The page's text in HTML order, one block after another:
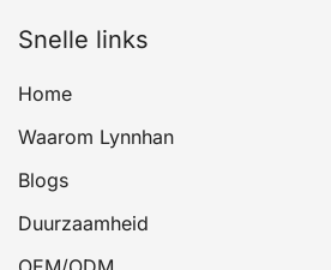
Snelle links
Home
Waarom Lynnhan
Blogs
Duurzaamheid